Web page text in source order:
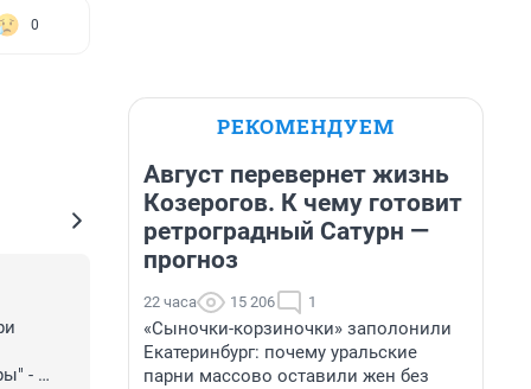
0
-
РЕКОМЕНДУЕМ
Август перевернет жизнь
Козерогов. К чему готовит
ретроградный Сатурн —
прогноз
22 часа 15 206 1
«Сыночки-корзиночки» заполонили
Екатеринбург: почему уральские
парни массово оставили жен без